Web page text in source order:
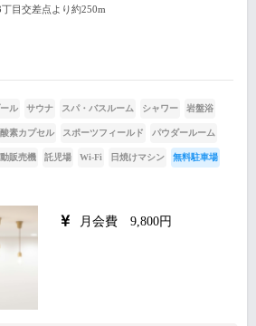
目交差点より約250m
ル サウナ スパ・バスルーム シャワー 岩盤浴
酸素カプセル スポーツフィールド パウダールーム
販売機 託児場 Wi-Fi 日焼けマシン 無料駐車場
月会費 9,800円